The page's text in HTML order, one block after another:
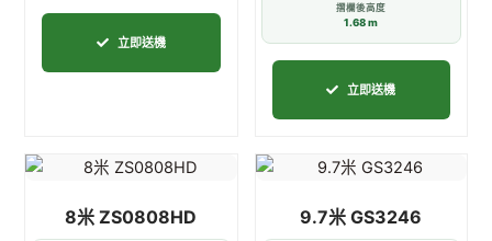
立即送機
項
摺欄後高度
1.68 m
立即送機
項
8米 ZS0808HD
此
品
9.7米 GS3246
此
品